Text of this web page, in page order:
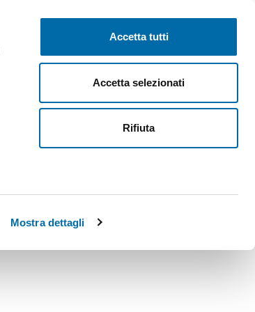
Mostra dettagli
Accetta tutti
Accetta selezionati
Rifiuta
Pubblica gratis Inizia sessione